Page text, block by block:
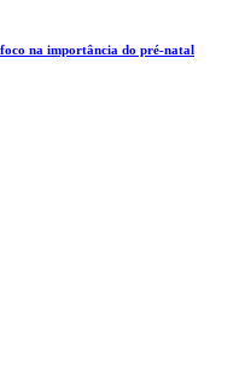
na importância do pré-natal